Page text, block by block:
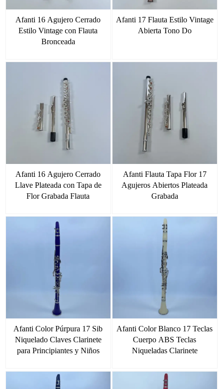
Afanti 16 Agujero Cerrado
Estilo Vintage con Flauta
Bronceada
Afanti 17 Flauta Estilo Vintage
Abierta Tono Do
Afanti 16 Agujero Cerrado
Llave Plateada con Tapa de
Flor Grabada Flauta
Afanti Flauta Tapa Flor 17
Agujeros Abiertos Plateada
Grabada
Afanti Color Púrpura 17 Sib
Niquelado Claves Clarinete
para Principiantes y Niños
Afanti Color Blanco 17 Teclas
Cuerpo ABS Teclas
Niqueladas Clarinete